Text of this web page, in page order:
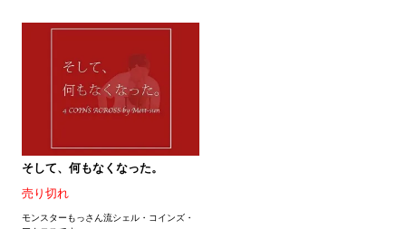
そして、何もなくなった。
売り切れ
モンスターもっさん流シェル・コインズ・